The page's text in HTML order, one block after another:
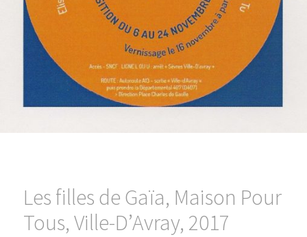
Les filles de Gaïa, Maison Pour
Tous, Ville-D’Avray, 2017